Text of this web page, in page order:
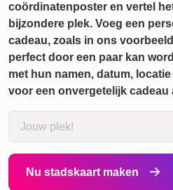
coördinatenposter en vertel
bijzondere plek. Voeg een
cadeau, zoals in ons
perfect door een paar kan
met hun namen, datum,
voor een onvergetelijk cadeau
Nu stadskaart maken